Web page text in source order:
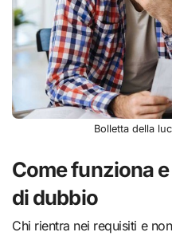
Bolletta della
Come funziona
di dubbio
Chi rientra nei requisiti e